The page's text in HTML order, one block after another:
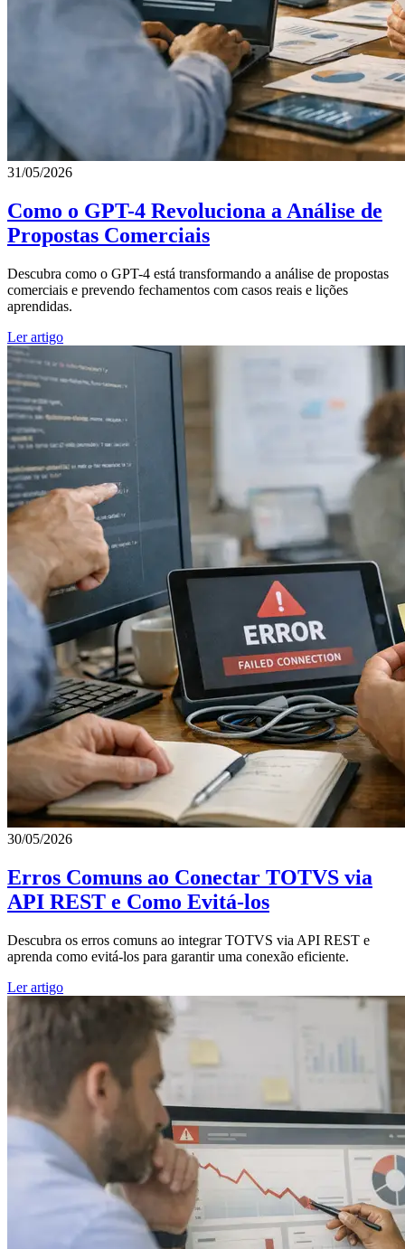
31/05/2026
Como o GPT-4 Revoluciona a Análise de
Propostas Comerciais
Descubra como o GPT-4 está transformando a análise de propostas
comerciais e prevendo fechamentos com casos reais e lições
aprendidas.
Ler artigo
30/05/2026
Erros Comuns ao Conectar TOTVS via
API REST e Como Evitá-los
Descubra os erros comuns ao integrar TOTVS via API REST e
aprenda como evitá-los para garantir uma conexão eficiente.
Ler artigo